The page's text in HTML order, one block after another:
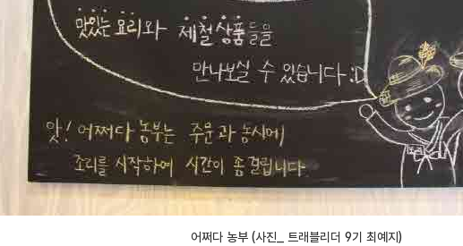
어쩌다 농부 (사진_ 트래블리더 9기 최예지)